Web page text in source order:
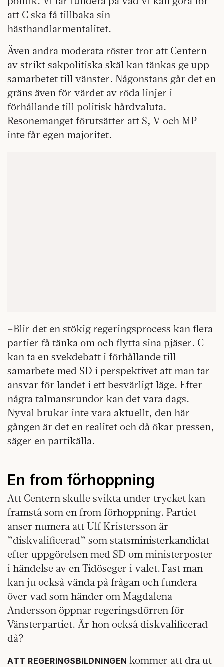
att C ska få tillbaka sin
hästhandlarmentalitet.
Även andra moderata röster tror att Centern
av strikt sakpolitiska skäl kan tänkas ge upp
samarbetet till vänster. Någonstans går det en
gräns även för värdet av röda linjer i
förhållande till politisk hårdvaluta.
Resonemanget förutsätter att S, V och MP
inte får egen majoritet.
–Blir det en stökig regeringsprocess kan flera
partier få tänka om och flytta sina pjäser. C
kan ta en svekdebatt i förhållande till
samarbete med SD i perspektivet att man tar
ansvar för landet i ett besvärligt läge. Efter
några talmansrundor kan det vara dags.
Nyval brukar inte vara aktuellt, den här
gången är det en realitet och då ökar pressen,
säger en partikälla.
En from förhoppning
Att Centern skulle svikta under trycket kan
framstå som en from förhoppning. Partiet
anser numera att Ulf Kristersson är
”diskvalificerad” som statsministerkandidat
efter uppgörelsen med SD om ministerposter
i händelse av en Tidöseger i valet. Fast man
kan ju också vända på frågan och fundera
över vad som händer om Magdalena
Andersson öppnar regeringsdörren för
Vänsterpartiet. Är hon också diskvalificerad
då?
ATT REGERINGSBILDNINGEN kommer att dra ut